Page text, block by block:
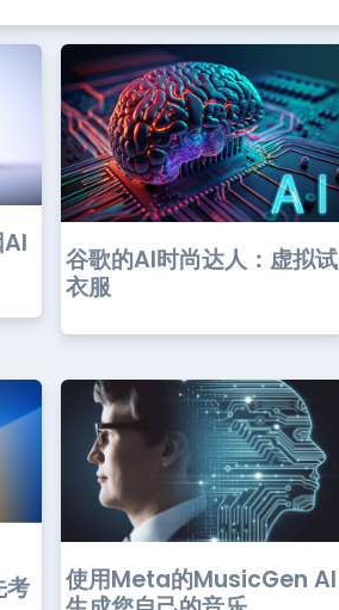
谷歌的AI时尚达人：虚拟试
衣服
使用Meta的MusicGen AI